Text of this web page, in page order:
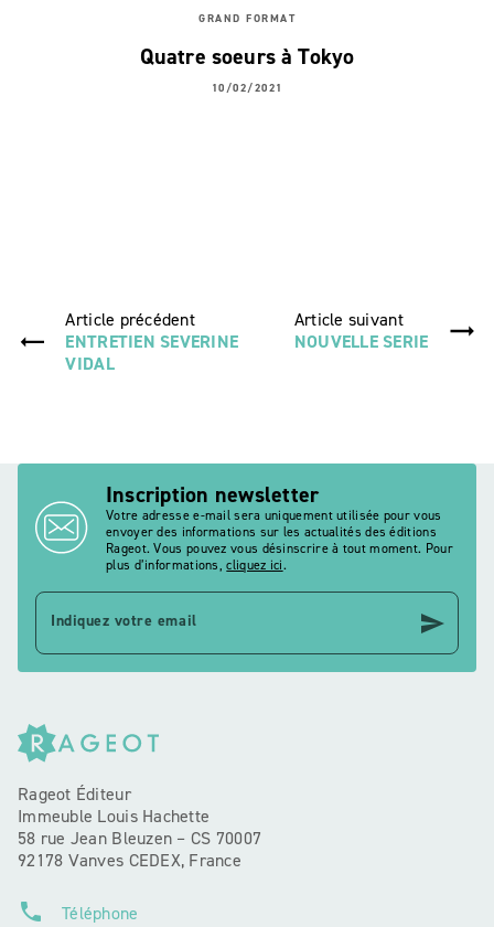
GRAND FORMAT
Quatre soeurs à Tokyo
10/02/2021
Article précédent
ENTRETIEN SEVERINE
VIDAL
Article suivant
NOUVELLE SERIE
Inscription newsletter
Votre adresse e-mail sera uniquement utilisée pour vous
envoyer des informations sur les actualités des éditions
Rageot. Vous pouvez vous désinscrire à tout moment. Pour
plus d’informations,cliquez ici.
Indiquez votre email send
Rageot Éditeur
Immeuble Louis Hachette
58 rue Jean Bleuzen – CS 70007
92178 Vanves CEDEX, France
phone Téléphone